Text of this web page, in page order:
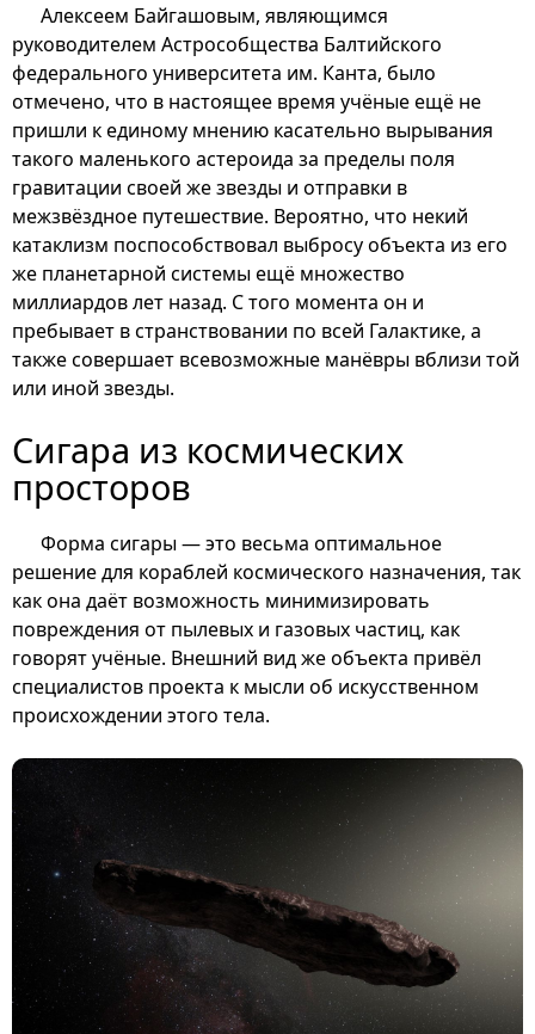
Алексеем Байгашовым, являющимся
руководителем Астрособщества Балтийского
федерального университета им. Канта, было
отмечено, что в настоящее время учёные ещё не
пришли к единому мнению касательно вырывания
такого маленького астероида за пределы поля
гравитации своей же звезды и отправки в
межзвёздное путешествие. Вероятно, что некий
катаклизм поспособствовал выбросу объекта из его
же планетарной системы ещё множество
миллиардов лет назад. С того момента он и
пребывает в странствовании по всей Галактике, а
также совершает всевозможные манёвры вблизи той
или иной звезды.
Сигара из космических
просторов
Форма сигары — это весьма оптимальное
решение для кораблей космического назначения, так
как она даёт возможность минимизировать
повреждения от пылевых и газовых частиц, как
говорят учёные. Внешний вид же объекта привёл
специалистов проекта к мысли об искусственном
происхождении этого тела.